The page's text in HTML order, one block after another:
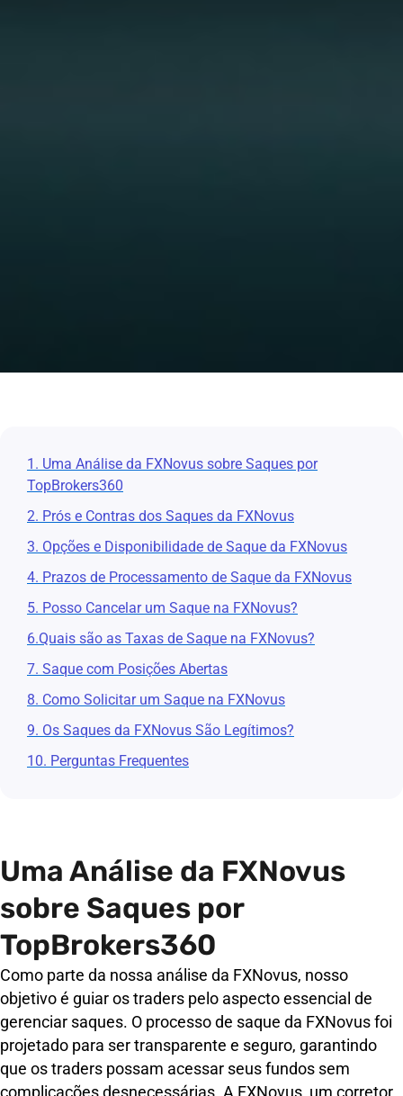
1. Uma Análise da FXNovus sobre Saques por
TopBrokers360
2. Prós e Contras dos Saques da FXNovus
3. Opções e Disponibilidade de Saque da FXNovus
4. Prazos de Processamento de Saque da FXNovus
5. Posso Cancelar um Saque na FXNovus?
6.Quais são as Taxas de Saque na FXNovus?
7. Saque com Posições Abertas
8. Como Solicitar um Saque na FXNovus
9. Os Saques da FXNovus São Legítimos?
10. Perguntas Frequentes
Uma Análise da FXNovus
sobre Saques por
TopBrokers360
Como parte da nossa análise da FXNovus, nosso
objetivo é guiar os traders pelo aspecto essencial de
gerenciar saques. O processo de saque da FXNovus foi
projetado para ser transparente e seguro, garantindo
que os traders possam acessar seus fundos sem
complicações desnecessárias. A FXNovus, um corretor